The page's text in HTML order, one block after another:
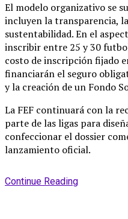
El modelo organizativo se
incluyen la transparencia,
sustentabilidad. En el
inscribir entre 25 y 30
costo de inscripción fijado
financiarán el seguro
y la creación de un Fondo
La FEF continuará con la
parte de las ligas para
confeccionar el dossier
lanzamiento oficial.
Continue Reading